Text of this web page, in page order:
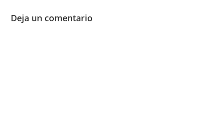
Deja un comentario